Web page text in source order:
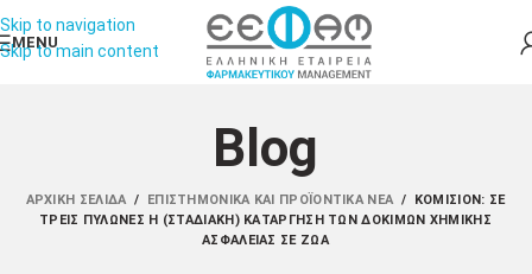
Skip to navigation
Skip to main content
MENU
Blog
ΑΡΧΙΚΉ ΣΕΛΊΔΑ / ΕΠΙΣΤΗΜΟΝΙΚΆ ΚΑΙ ΠΡΟΪΟΝΤΙΚΆ ΝΈΑ /
ΚΟΜΙΣΙΌΝ: ΣΕ
ΤΡΕΙΣ ΠΥΛΏΝΕΣ Η (ΣΤΑΔΙΑΚΉ) ΚΑΤΆΡΓΗΣΗ ΤΩΝ ΔΟΚΙΜΏΝ ΧΗΜΙΚΉΣ
ΑΣΦΑΛΕΊΑΣ ΣΕ ΖΏΑ